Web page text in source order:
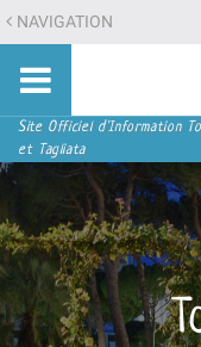
Aller
au
contenu.
Aller
à
la
navigation
NAVIGATION
Navigation
Site Officiel d'Information
et Tagliata
menu